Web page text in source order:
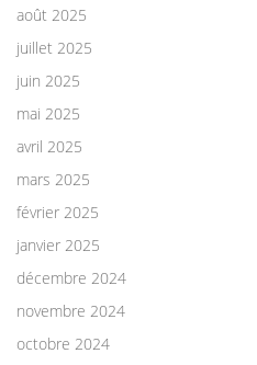
août 2025
juillet 2025
juin 2025
mai 2025
avril 2025
mars 2025
février 2025
janvier 2025
décembre 2024
novembre 2024
octobre 2024